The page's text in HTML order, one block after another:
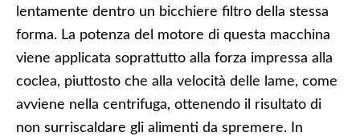
lentamente dentro un bicchiere filtro della stessa
forma. La potenza del motore di questa macchina
viene applicata soprattutto alla forza impressa alla
coclea, piuttosto che alla velocità delle lame, come
avviene nella centrifuga, ottenendo il risultato di
non surriscaldare gli alimenti da spremere. In